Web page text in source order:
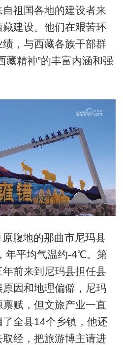
祖国各地的建设者来
建设。他们在艰苦环
，与西藏各族干部群
藏精神”的丰富内涵和强
腹地的那曲市尼玛县
年平均气温约-4℃。第
前来到尼玛县担任县
因和地理偏僻，尼玛
赋，但文旅产业一直
全县14个乡镇，他还
经，把旅游博主请进